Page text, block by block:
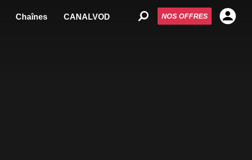
Chaînes CANALVOD NOS OFFRES